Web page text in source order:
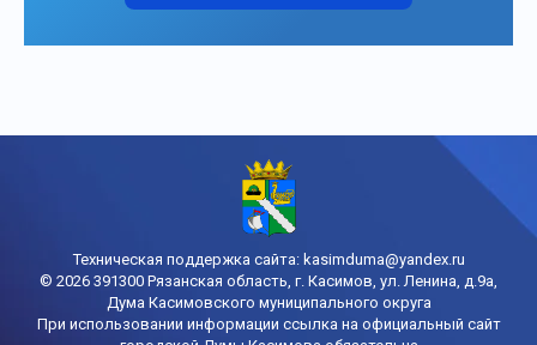
Техническая поддержка сайта: kasimduma@yandex.ru
© 2026 391300 Рязанская область, г. Касимов, ул. Ленина, д.9а,
Дума Касимовского муниципального округа
При использовании информации ссылка на официальный сайт